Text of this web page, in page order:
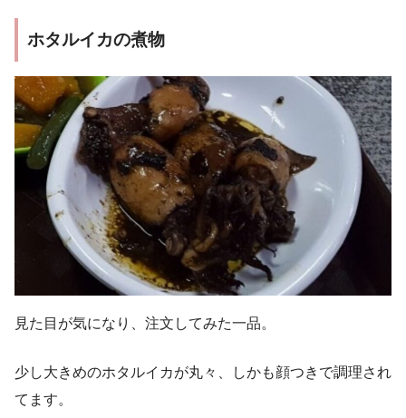
ホタルイカの煮物
見た目が気になり、注文してみた一品。
少し大きめのホタルイカが丸々、しかも顔つきで調理され
てます。